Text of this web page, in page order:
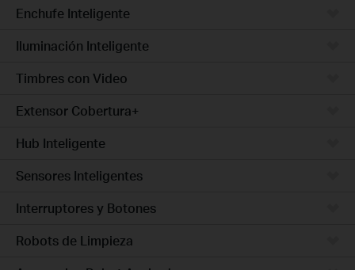
Enchufe Inteligente
Iluminación Inteligente
Timbres con Video
Extensor Cobertura+
Hub Inteligente
Sensores Inteligentes
Interruptores y Botones
Robots de Limpieza